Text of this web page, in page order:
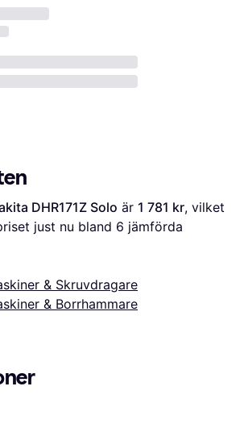
DHR171Z Solo är 1 781 kr, vilket
just nu bland 6 jämförda
& Skruvdragare
& Borrhammare